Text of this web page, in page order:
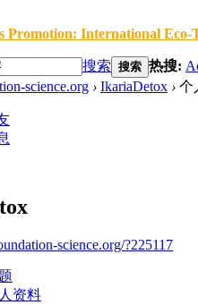
Promotion: International
搜索 搜索 热搜:
science.org › IkariaDetox › 个
science.org/?225117
资料